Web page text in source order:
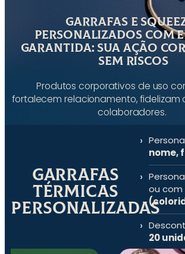
Garrafas e
Personalizados com
Garantida: Sua Ação
Sem Riscos
Produtos corporativos de uso
fortalecem relacionamento, fidelizam
colaboradores.
Garrafas
Térmicas
Personalizadas
nome,
ou com
20